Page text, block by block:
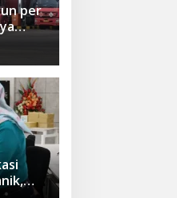
per